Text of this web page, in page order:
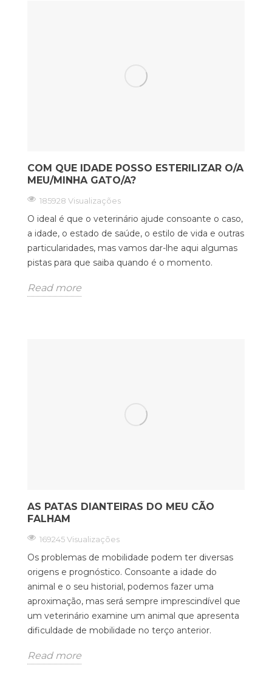
COM QUE IDADE POSSO ESTERILIZAR O/A
MEU/MINHA GATO/A?
185928 Visualizações
O ideal é que o veterinário ajude consoante o caso,
a idade, o estado de saúde, o estilo de vida e outras
particularidades, mas vamos dar-lhe aqui algumas
pistas para que saiba quando é o momento.
Read more
AS PATAS DIANTEIRAS DO MEU CÃO
FALHAM
169245 Visualizações
Os problemas de mobilidade podem ter diversas
origens e prognóstico. Consoante a idade do
animal e o seu historial, podemos fazer uma
aproximação, mas será sempre imprescindível que
um veterinário examine um animal que apresenta
dificuldade de mobilidade no terço anterior.
Read more